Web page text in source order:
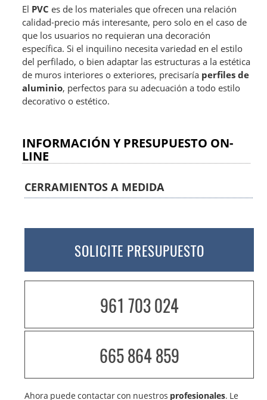
El PVC es de los materiales que ofrecen una relación
calidad-precio más interesante, pero solo en el caso de
que los usuarios no requieran una decoración
específica. Si el inquilino necesita variedad en el estilo
del perfilado, o bien adaptar las estructuras a la estética
de muros interiores o exteriores, precisaría perfiles de
aluminio, perfectos para su adecuación a todo estilo
decorativo o estético.
INFORMACIÓN Y PRESUPUESTO ON-
LINE
CERRAMIENTOS A MEDIDA
SOLICITE PRESUPUESTO
961 703 024
665 864 859
Ahora puede contactar con nuestros profesionales. Le